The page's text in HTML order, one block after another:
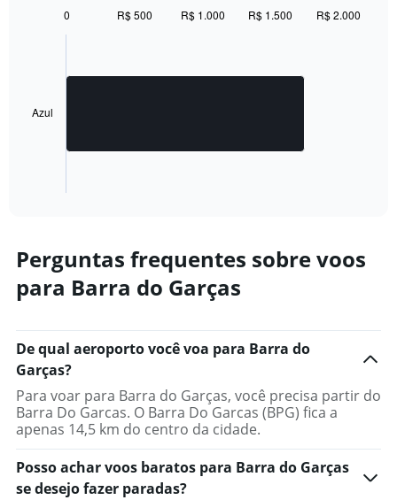
The
Range:
1
categories.
has
1
Y
axis
displaying
values.
Range:
0
to
2000.
Azul
0 R$ 500 R$ 1.000 R$ 1.500 R$ 2.000
Perguntas frequentes sobre voos
para Barra do Garças
De qual aeroporto você voa para Barra do
Garças?
Para voar para Barra do Garças, você precisa partir do
Barra Do Garcas. O Barra Do Garcas (BPG) fica a
apenas 14,5 km do centro da cidade.
Posso achar voos baratos para Barra do Garças
se desejo fazer paradas?